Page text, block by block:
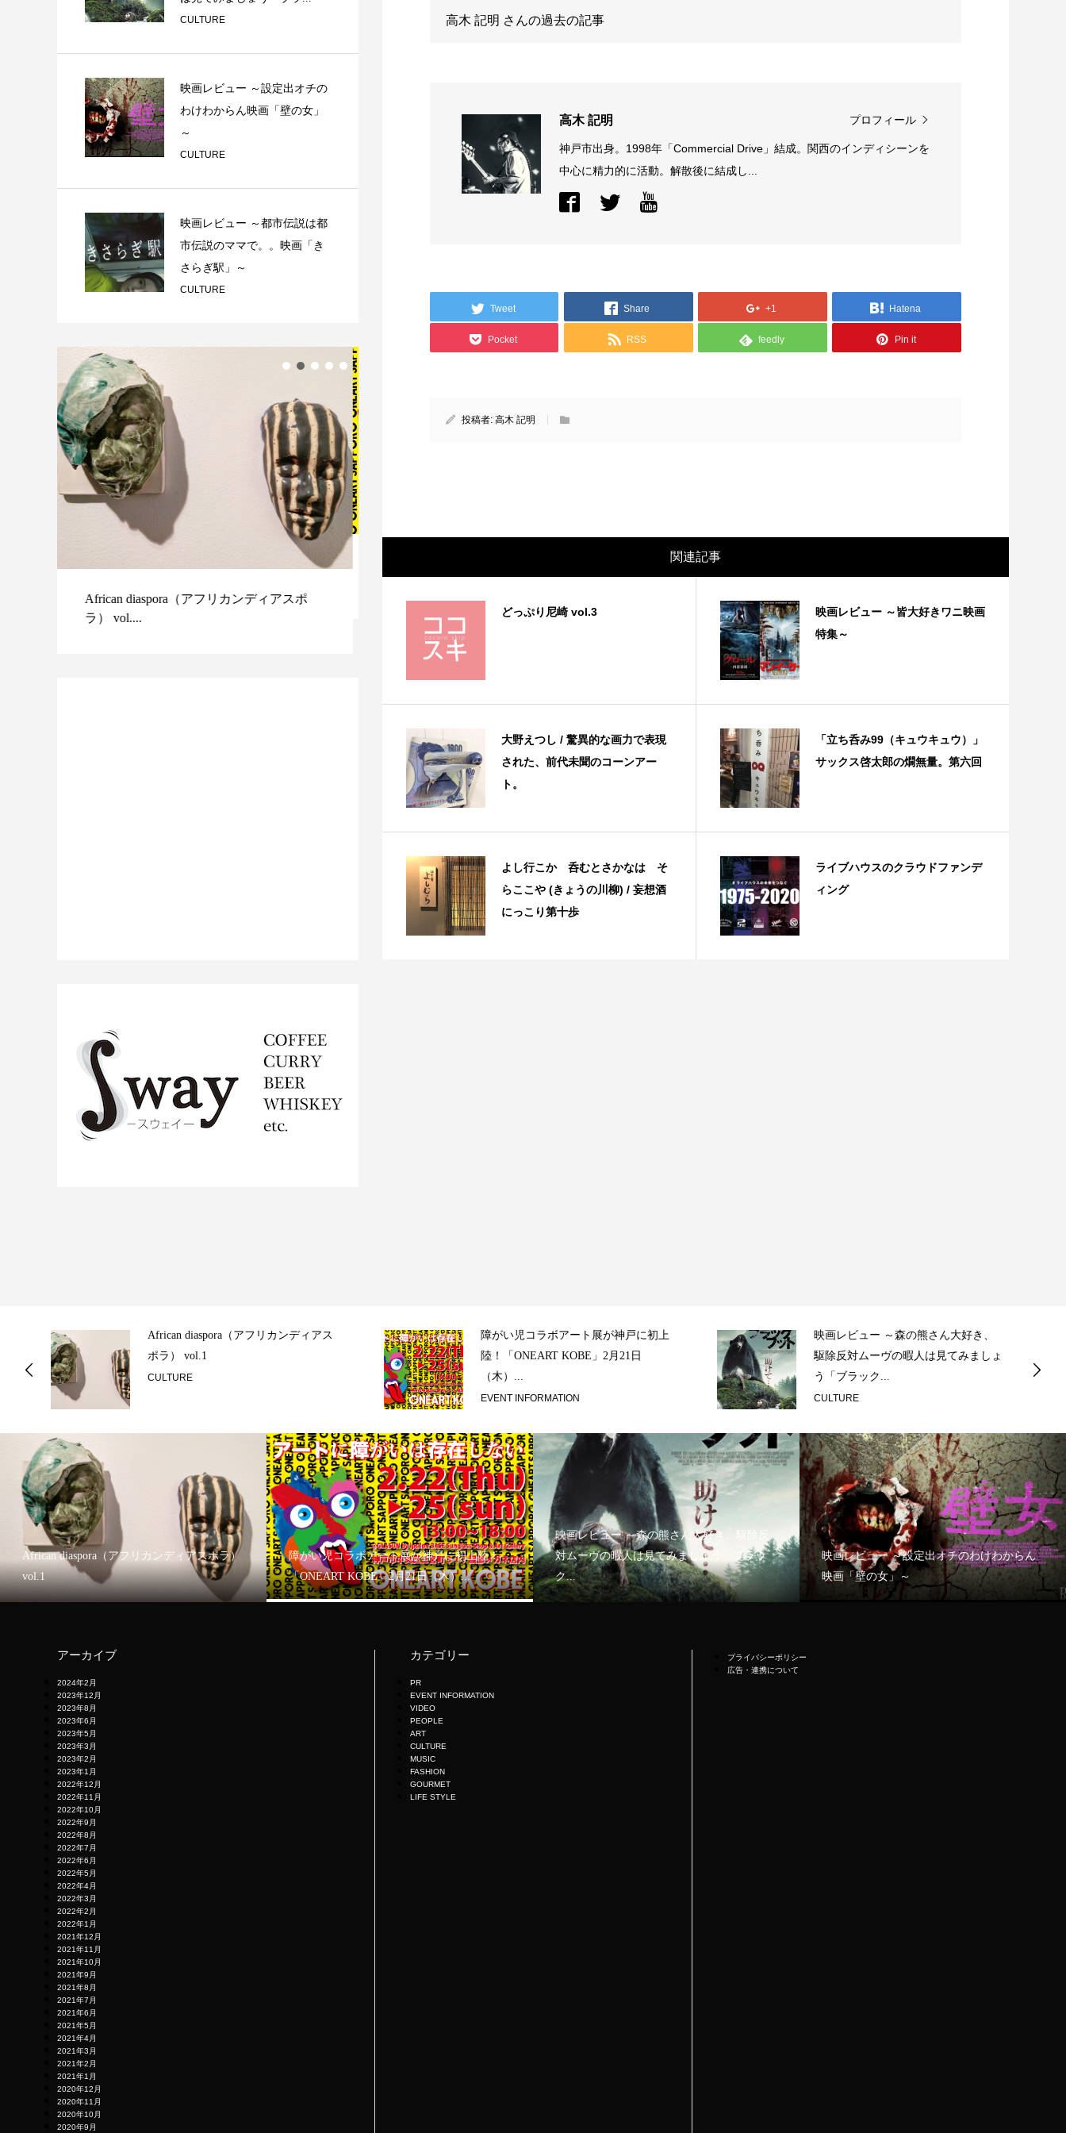
高木 記明 さんの過去の記事
高木 記明 プロフィール
神戸市出身。1998年「Commercial Drive」結成。関西のインディシーンを
中心に精力的に活動。解散後に結成し...
Tweet Share +1 Hatena
Pocket RSS feedly Pin it
投稿者:高木 記明
関連記事
どっぷり尼崎 vol.3
映画レビュー ～皆大好きワニ映画
特集～
大野えつし / 驚異的な画力で表現
された、前代未聞のコーンアー
ト。
「立ち呑み99（キュウキュウ）」
サックス啓太郎の燗無量。第六回
よし行こか 呑むとさかなは そ
らここや (きょうの川柳) / 妄想酒
にっこり第十歩
ライブハウスのクラウドファンデ
ィング
CULTURE
映画レビュー ～設定出オチの
わけわからん映画「壁の女」
～
CULTURE
映画レビュー ～都市伝説は都
市伝説のママで。。映画「き
さらぎ駅」～
CULTURE
映画レビュー ～森の熊さん大好き、駆除
反対ムーヴの暇人は見てみましょ...
映画レビュー ～設定出オチのわけわから
ん映画「壁の女」～
障がい児コラボアート展が神戸に初上
陸！「ONEART KOBE」2月21日
（木）...
映画レビュー ～森の熊さん大好き、
駆除反対ムーヴの暇人は見てみましょ
う「ブラック...
CULTURE
映画レビュー ～設定出オチのわけわ
からん映画「壁の女」～
CULTURE
African diaspora（アフリカンディアスポラ）
vol.1
障がい児コラボアート展が神戸に初上陸！
「ONEART KOBE」2月21日（木）...
映画レビュー ～森の熊さん大好き、駆除反
対ムーヴの暇人は見てみましょう「ブラッ
ク...
映画レビュー ～設定出オチのわけわからん
映画「壁の女」～
アーカイブ
2024年2月
2023年12月
2023年8月
2023年6月
2023年5月
2023年3月
2023年2月
2023年1月
2022年12月
2022年11月
2022年10月
2022年9月
2022年8月
2022年7月
2022年6月
2022年5月
2022年4月
2022年3月
2022年2月
2022年1月
2021年12月
2021年11月
2021年10月
2021年9月
2021年8月
2021年7月
2021年6月
2021年5月
2021年4月
2021年3月
2021年2月
2021年1月
2020年12月
2020年11月
2020年10月
2020年9月
カテゴリー
PR
EVENT INFORMATION
VIDEO
PEOPLE
ART
CULTURE
MUSIC
FASHION
GOURMET
LIFE STYLE
プライバシーポリシー
広告・連携について